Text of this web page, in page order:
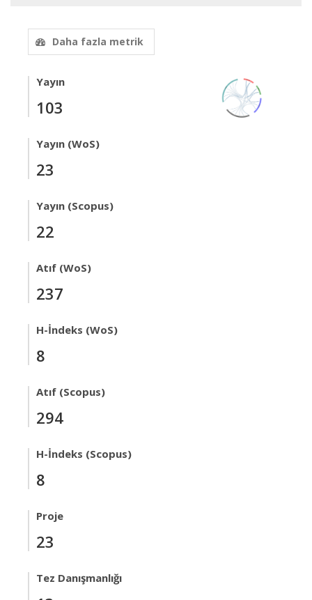
Daha fazla metrik
Yayın
103
Yayın (WoS)
23
Yayın (Scopus)
22
Atıf (WoS)
237
H-İndeks (WoS)
8
Atıf (Scopus)
294
H-İndeks (Scopus)
8
Proje
23
Tez Danışmanlığı